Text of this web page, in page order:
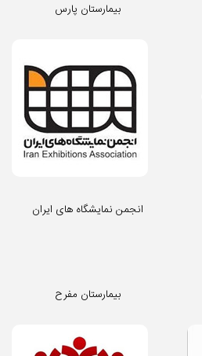
بیمارستان پارس
انجمن نمایشگاه های ایران
بیمارستان مفرح